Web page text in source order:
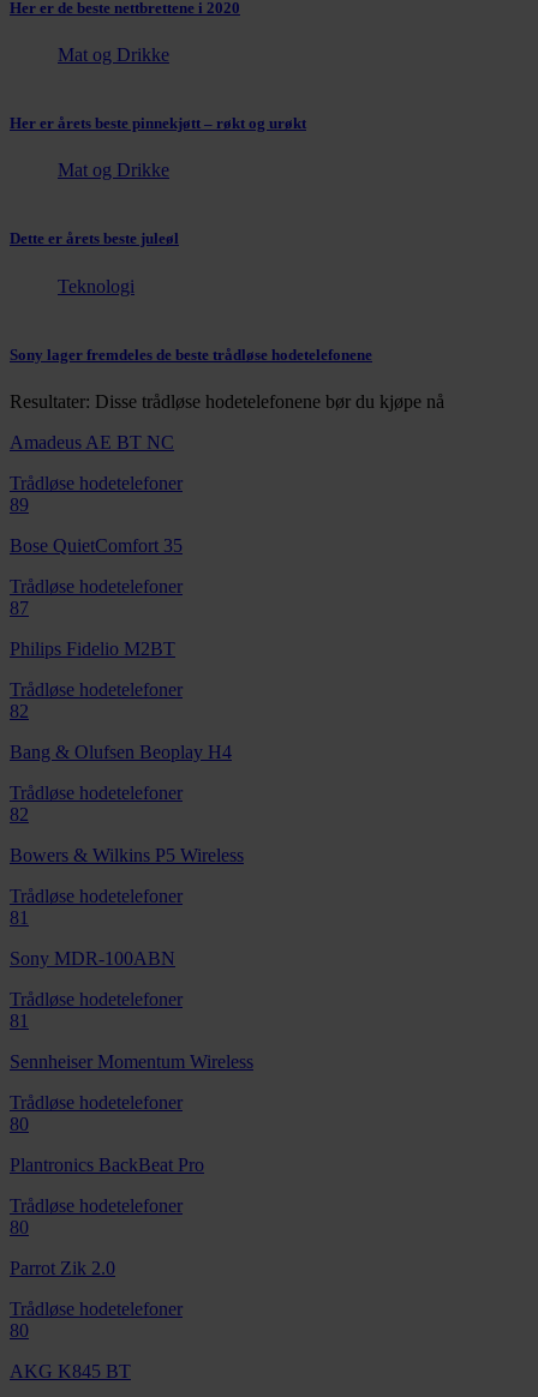
Her er de beste nettbrettene i 2020
Mat og Drikke
Her er årets beste pinnekjøtt – røkt og urøkt
Mat og Drikke
Dette er årets beste juleøl
Teknologi
Sony lager fremdeles de beste trådløse hodetelefonene
Resultater: Disse trådløse hodetelefonene bør du kjøpe nå
Amadeus AE BT NC
Trådløse hodetelefoner
89
Bose QuietComfort 35
Trådløse hodetelefoner
87
Philips Fidelio M2BT
Trådløse hodetelefoner
82
Bang & Olufsen Beoplay H4
Trådløse hodetelefoner
82
Bowers & Wilkins P5 Wireless
Trådløse hodetelefoner
81
Sony MDR-100ABN
Trådløse hodetelefoner
81
Sennheiser Momentum Wireless
Trådløse hodetelefoner
80
Plantronics BackBeat Pro
Trådløse hodetelefoner
80
Parrot Zik 2.0
Trådløse hodetelefoner
80
AKG K845 BT